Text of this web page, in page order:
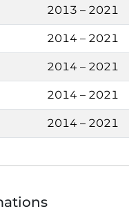
2013 – 2021
2014 – 2021
2014 – 2021
2014 – 2021
2014 – 2021